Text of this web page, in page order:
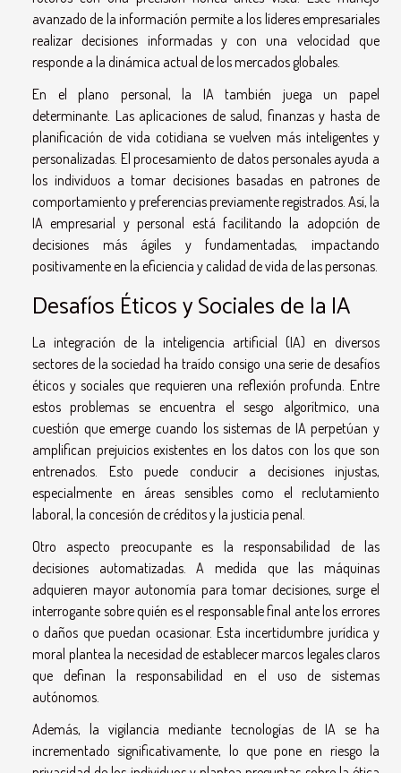
avanzado de la información permite a los líderes empresariales
realizar decisiones informadas y con una velocidad que
responde a la dinámica actual de los mercados globales.
En el plano personal, la IA también juega un papel
determinante. Las aplicaciones de salud, finanzas y hasta de
planificación de vida cotidiana se vuelven más inteligentes y
personalizadas. El procesamiento de datos personales ayuda a
los individuos a tomar decisiones basadas en patrones de
comportamiento y preferencias previamente registrados. Así, la
IA empresarial y personal está facilitando la adopción de
decisiones más ágiles y fundamentadas, impactando
positivamente en la eficiencia y calidad de vida de las personas.
Desafíos Éticos y Sociales de la IA
La integración de la inteligencia artificial (IA) en diversos
sectores de la sociedad ha traído consigo una serie de desafíos
éticos y sociales que requieren una reflexión profunda. Entre
estos problemas se encuentra el sesgo algorítmico, una
cuestión que emerge cuando los sistemas de IA perpetúan y
amplifican prejuicios existentes en los datos con los que son
entrenados. Esto puede conducir a decisiones injustas,
especialmente en áreas sensibles como el reclutamiento
laboral, la concesión de créditos y la justicia penal.
Otro aspecto preocupante es la responsabilidad de las
decisiones automatizadas. A medida que las máquinas
adquieren mayor autonomía para tomar decisiones, surge el
interrogante sobre quién es el responsable final ante los errores
o daños que puedan ocasionar. Esta incertidumbre jurídica y
moral plantea la necesidad de establecer marcos legales claros
que definan la responsabilidad en el uso de sistemas
autónomos.
Además, la vigilancia mediante tecnologías de IA se ha
incrementado significativamente, lo que pone en riesgo la